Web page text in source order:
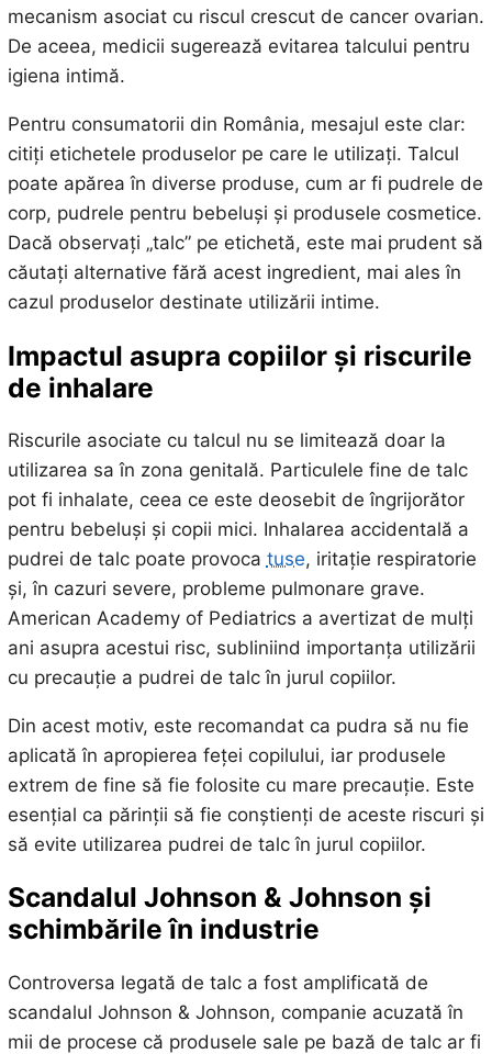
mecanism asociat cu riscul crescut de cancer ovarian.
De aceea, medicii sugerează evitarea talcului pentru
igiena intimă.
Pentru consumatorii din România, mesajul este clar:
citiți etichetele produselor pe care le utilizați. Talcul
poate apărea în diverse produse, cum ar fi pudrele de
corp, pudrele pentru bebeluși și produsele cosmetice.
Dacă observați „talc” pe etichetă, este mai prudent să
căutați alternative fără acest ingredient, mai ales în
cazul produselor destinate utilizării intime.
Impactul asupra copiilor și riscurile
de inhalare
Riscurile asociate cu talcul nu se limitează doar la
utilizarea sa în zona genitală. Particulele fine de talc
pot fi inhalate, ceea ce este deosebit de îngrijorător
pentru bebeluși și copii mici. Inhalarea accidentală a
pudrei de talc poate provoca tuse, iritație respiratorie
și, în cazuri severe, probleme pulmonare grave.
American Academy of Pediatrics a avertizat de mulți
ani asupra acestui risc, subliniind importanța utilizării
cu precauție a pudrei de talc în jurul copiilor.
Din acest motiv, este recomandat ca pudra să nu fie
aplicată în apropierea feței copilului, iar produsele
extrem de fine să fie folosite cu mare precauție. Este
esențial ca părinții să fie conștienți de aceste riscuri și
să evite utilizarea pudrei de talc în jurul copiilor.
Scandalul Johnson & Johnson și
schimbările în industrie
Controversa legată de talc a fost amplificată de
scandalul Johnson & Johnson, companie acuzată în
mii de procese că produsele sale pe bază de talc ar fi